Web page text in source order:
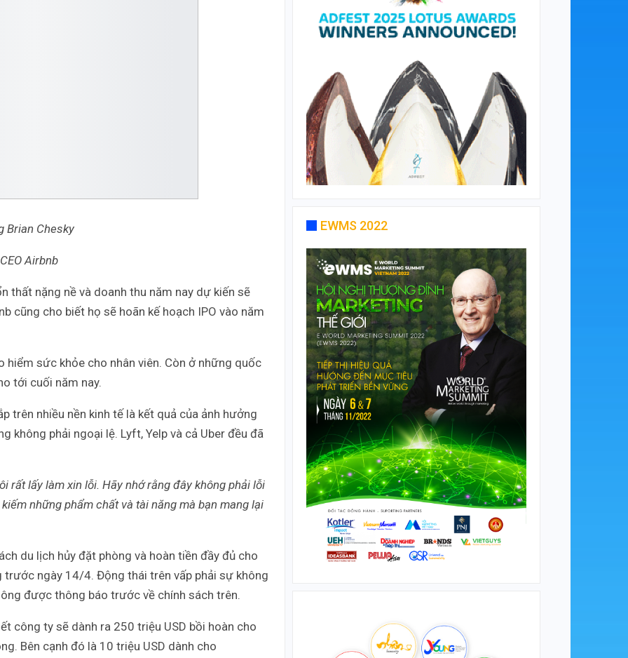
Brian Chesky
CEO Airbnb
thất nặng nề và doanh thu năm nay dự kiến sẽ
cũng cho biết họ sẽ hoãn kế hoạch IPO vào năm
hiểm sức khỏe cho nhân viên. Còn ở những quốc
tới cuối năm nay.
trên nhiều nền kinh tế là kết quả của ảnh hưởng
không phải ngoại lệ. Lyft, Yelp và cả Uber đều đã
rất lấy làm xin lỗi. Hãy nhớ rằng đây không phải lỗi
những phẩm chất và tài năng mà bạn mang lại
du lịch hủy đặt phòng và hoàn tiền đầy đủ cho
ngày 14/4. Động thái trên vấp phải sự không
được thông báo trước về chính sách trên.
công ty sẽ dành ra 250 triệu USD bồi hoàn cho
Bên cạnh đó là 10 triệu USD dành cho
EWMS 2022